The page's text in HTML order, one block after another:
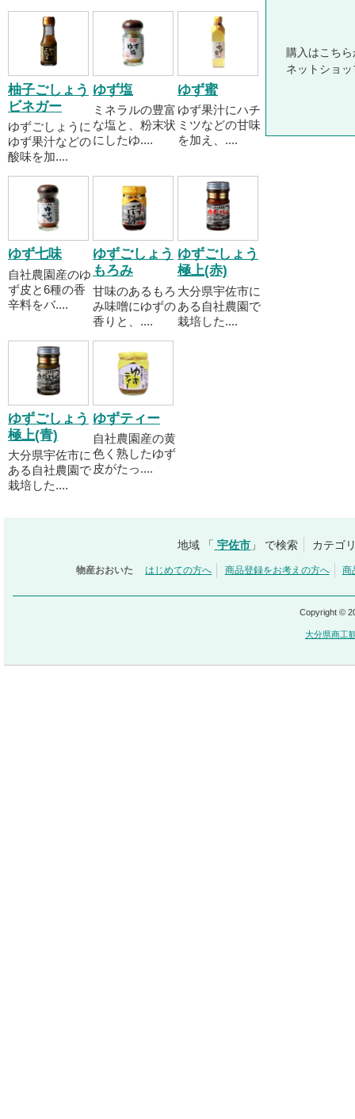
柚子ごしょう
ビネガー
ゆずごしょうに
ゆず果汁などの
酸味を加....
ゆず塩
ミネラルの豊富
な塩と、粉末状
にしたゆ....
ゆず蜜
ゆず果汁にハチ
ミツなどの甘味
を加え、....
ゆず七味
自社農園産のゆ
ず皮と6種の香
辛料をバ....
ゆずごしょう
もろみ
甘味のあるもろ
み味噌にゆずの
香りと、....
ゆずごしょう
極上(赤)
大分県宇佐市に
ある自社農園で
栽培した....
ゆずごしょう
極上(青)
大分県宇佐市に
ある自社農園で
栽培した....
ゆずティー
自社農園産の黄
色く熟したゆず
皮がたっ....
購入はこちら
ネットショ
地域 「 宇佐市 」 で検索 カテゴ
物産おおいた はじめての方へ 商品登録をお考えの方へ 商
Copyright ©
大分県商工